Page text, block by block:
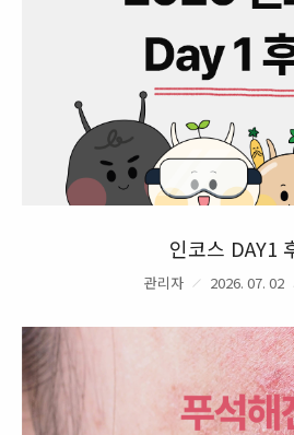
인코스 DAY1
관리자 2026. 07. 02